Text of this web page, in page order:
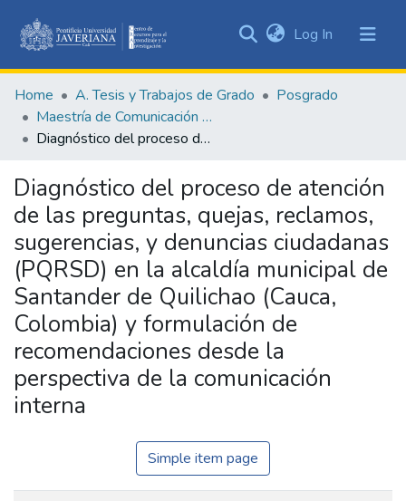
&
Collections
Statistics
Log In (current)
Home A. Tesis y Trabajos de Grado
Posgrado
Maestría de Comunicación en las Organizaciones
Diagnóstico del proceso de atención de las preguntas, quejas, reclamos, sugerencias, y denuncias ciudadanas (PQRSD) en la alcaldía municipal de Santander de Quilichao (Cauca, Colombia) y formulación de recomendaciones desde la perspectiva de la comunicación interna
Diagnóstico del proceso de atención
de las preguntas, quejas, reclamos,
sugerencias, y denuncias ciudadanas
(PQRSD) en la alcaldía municipal de
Santander de Quilichao (Cauca,
Colombia) y formulación de
recomendaciones desde la
perspectiva de la comunicación
interna
Simple item page